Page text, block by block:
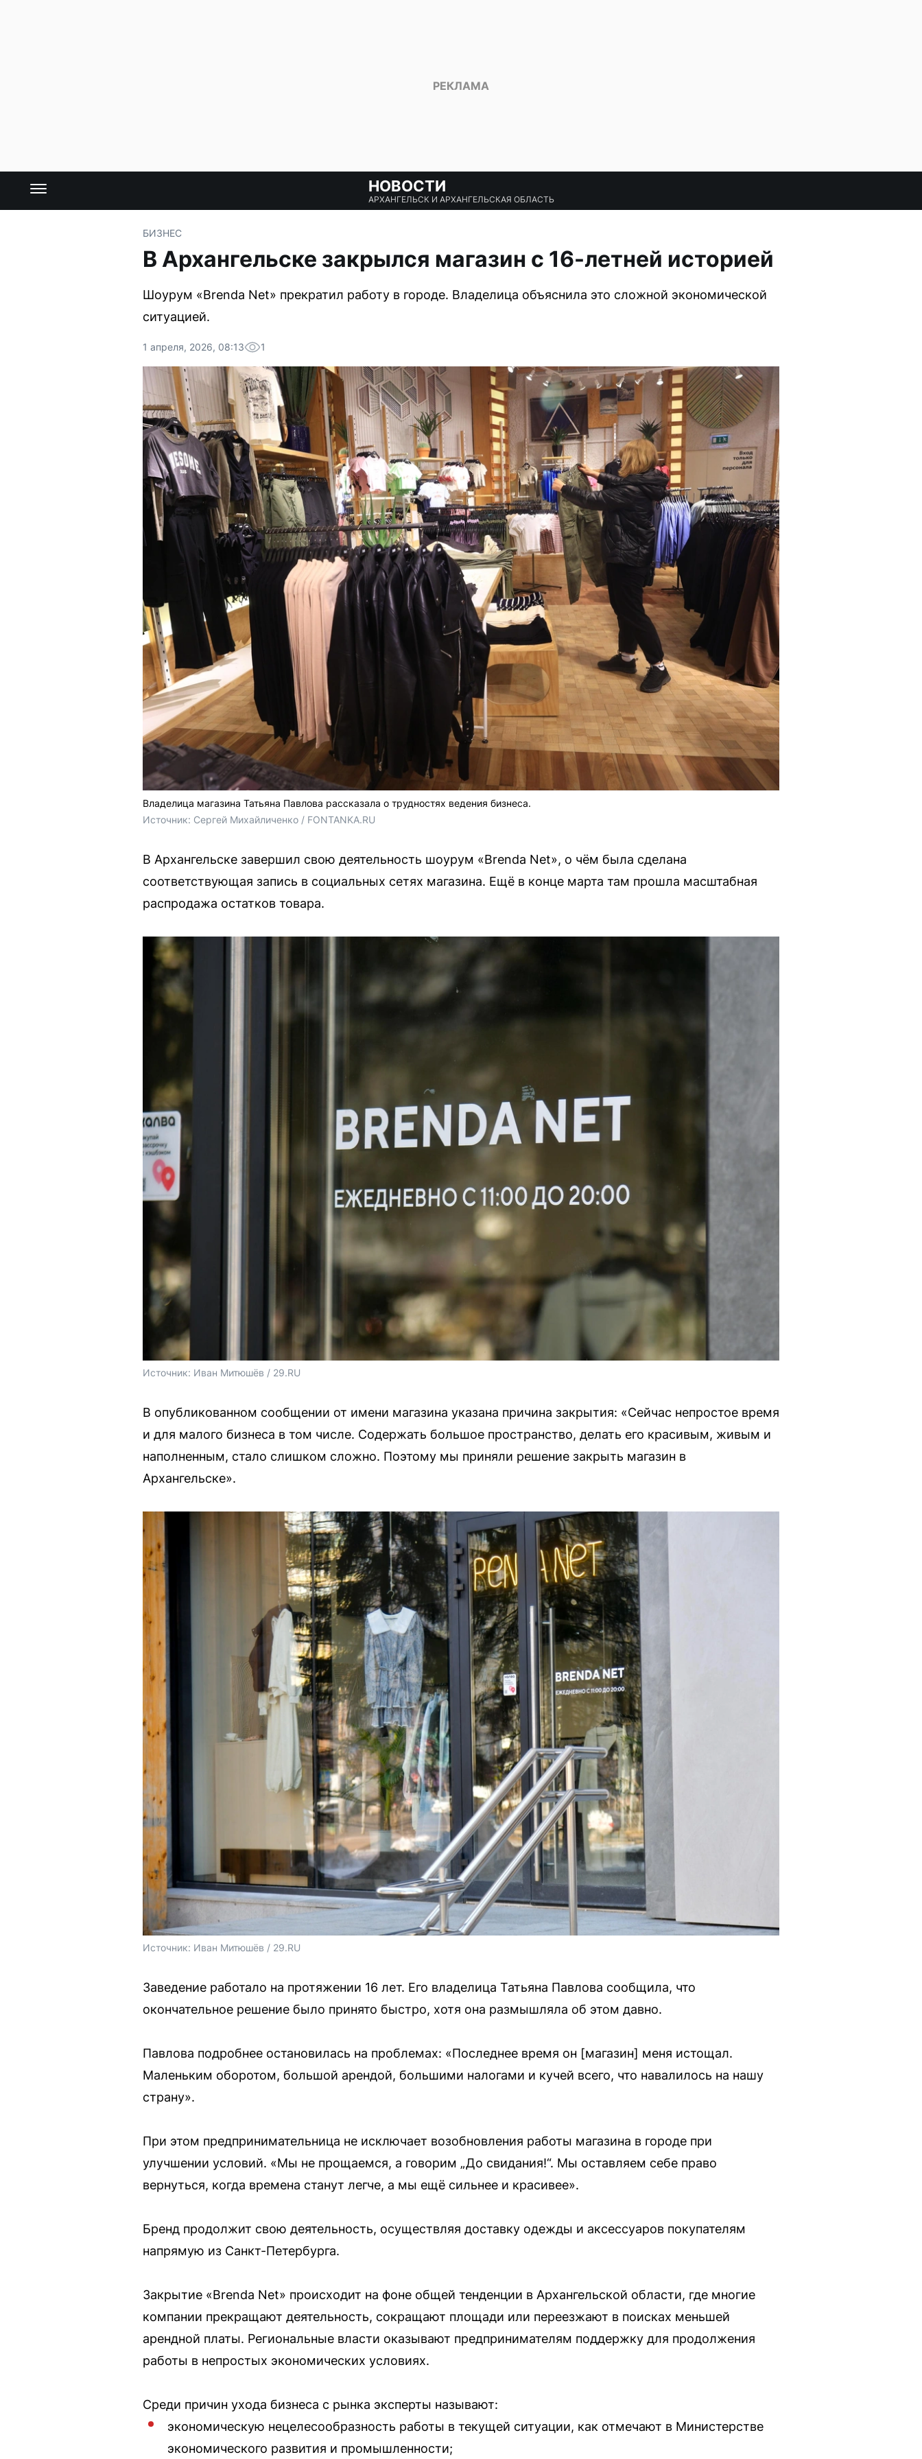
НОВОСТИ
АРХАНГЕЛЬСК И АРХАНГЕЛЬСКАЯ ОБЛАСТЬ
БИЗНЕС
В Архангельске закрылся магазин с 16-летней историей
Шоурум «Brenda Net» прекратил работу в городе. Владелица объяснила это сложной экономической
ситуацией.
1 апреля, 2026, 08:13 1
Владелица магазина Татьяна Павлова рассказала о трудностях ведения бизнеса.
Источник: Сергей Михайличенко / FONTANKA.RU
В Архангельске завершил свою деятельность шоурум «Brenda Net», о чём была сделана
соответствующая запись в социальных сетях магазина. Ещё в конце марта там прошла масштабная
распродажа остатков товара.
Источник: Иван Митюшёв / 29.RU
В опубликованном сообщении от имени магазина указана причина закрытия: «Сейчас непростое время
и для малого бизнеса в том числе. Содержать большое пространство, делать его красивым, живым и
наполненным, стало слишком сложно. Поэтому мы приняли решение закрыть магазин в
Архангельске».
Источник: Иван Митюшёв / 29.RU
Заведение работало на протяжении 16 лет. Его владелица Татьяна Павлова сообщила, что
окончательное решение было принято быстро, хотя она размышляла об этом давно.
Павлова подробнее остановилась на проблемах: «Последнее время он [магазин] меня истощал.
Маленьким оборотом, большой арендой, большими налогами и кучей всего, что навалилось на нашу
страну».
При этом предпринимательница не исключает возобновления работы магазина в городе при
улучшении условий. «Мы не прощаемся, а говорим „До свидания!“. Мы оставляем себе право
вернуться, когда времена станут легче, а мы ещё сильнее и красивее».
Бренд продолжит свою деятельность, осуществляя доставку одежды и аксессуаров покупателям
напрямую из Санкт-Петербурга.
Закрытие «Brenda Net» происходит на фоне общей тенденции в Архангельской области, где многие
компании прекращают деятельность, сокращают площади или переезжают в поисках меньшей
арендной платы. Региональные власти оказывают предпринимателям поддержку для продолжения
работы в непростых экономических условиях.
Среди причин ухода бизнеса с рынка эксперты называют:
экономическую нецелесообразность работы в текущей ситуации, как отмечают в Министерстве
экономического развития и промышленности;